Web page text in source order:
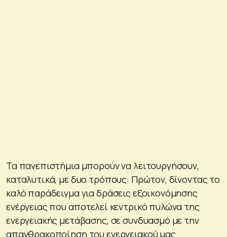
Τα πανεπιστήμια μπορούν να λειτουργήσουν,
καταλυτικά, με δυο τρόπους: Πρώτον, δίνοντας το
καλό παράδειγμα για δράσεις εξοικονόμησης
ενέργειας που αποτελεί κεντρικό πυλώνα της
ενεργειακής μετάβασης, σε συνδυασμό με την
απανθρακοποίηση του ενεργειακού μας